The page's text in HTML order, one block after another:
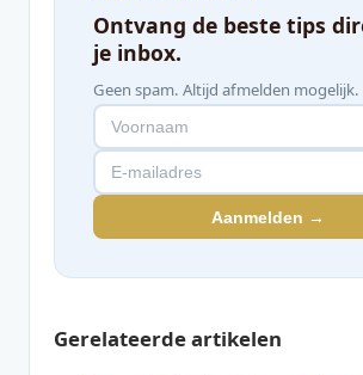
Ontvang de beste tips
je inbox.
Geen spam. Altijd afmelden mogelijk.
Aanmelden →
Gerelateerde artikelen